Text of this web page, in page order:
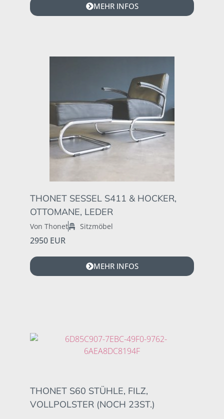
MEHR INFOS
THONET SESSEL S411 & HOCKER,
OTTOMANE, LEDER
Von Thonet Sitzmöbel
2950 EUR
MEHR INFOS
THONET S60 STÜHLE, FILZ,
VOLLPOLSTER (NOCH 23ST.)